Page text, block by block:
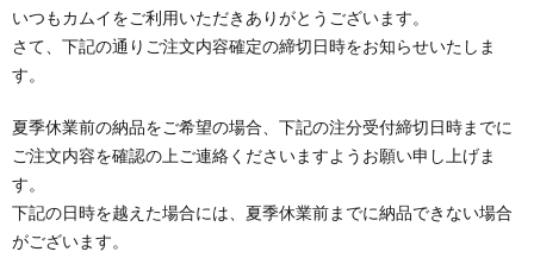
いつもカムイをご利用いただきありがとうございます。
さて、下記の通りご注文内容確定の締切日時をお知らせいたしま
す。
夏季休業前の納品をご希望の場合、下記の注分受付締切日時までに
ご注文内容を確認の上ご連絡くださいますようお願い申し上げま
す。
下記の日時を越えた場合には、夏季休業前までに納品できない場合
がございます。